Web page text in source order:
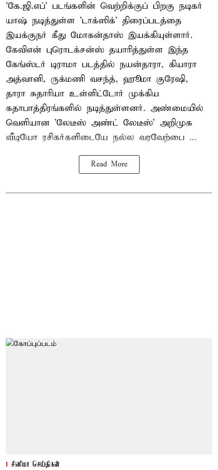
'கே.ஜி.எப்' படங்களின் வெற்றிக்குப் பிறகு நடிகர்
யாஷ் நடித்துள்ள 'டாக்ஸிக்' திரைப்படத்தை
இயக்குநர் கீது மோகன்தாஸ் இயக்கியுள்ளார்.
கேவிஎன் புரொடக்சன்ஸ் தயாரித்துள்ள இந்த
கேங்ஸ்டர் டிராமா படத்தில் நயன்தாரா, கியாரா
அத்வானி, ருக்மணி வசந்த், ஹூமா குரேஷி,
தாரா சுதாரியா உள்ளிட்டோர் முக்கிய
கதாபாத்திரங்களில் நடித்துள்ளனர். அண்மையில்
வெளியான 'லேடீஸ் அண்ட் லேடீஸ்' அறிமுக
வீடியோ ரசிகர்களிடையே நல்ல வரவேற்பை ...
Read More
சினிமா செய்திகள்